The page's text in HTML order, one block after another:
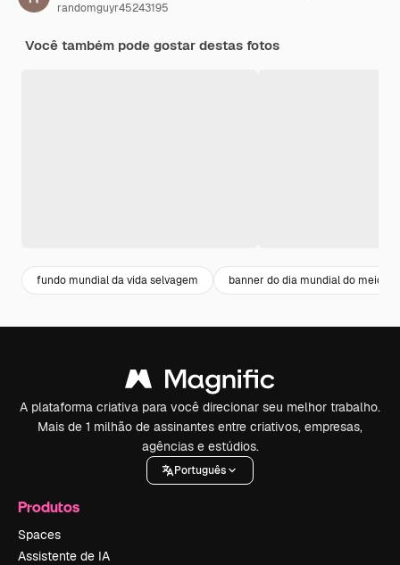
randomguyr45243195
Você também pode gostar destas fotos
fundo mundial da vida selvagem banner do dia mundial do meio
A plataforma criativa para você direcionar seu melhor trabalho.
Mais de 1 milhão de assinantes entre criativos, empresas,
agências e estúdios.
Português
Produtos
Spaces
Assistente de IA